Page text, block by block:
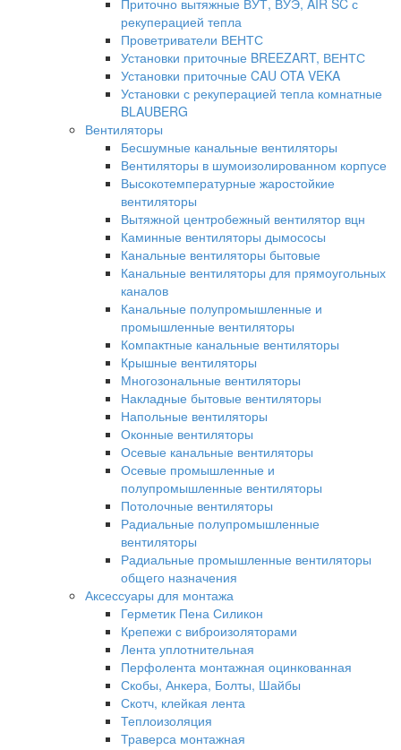
Приточно вытяжные ВУТ, ВУЭ, AIR SC с
рекуперацией тепла
Проветриватели ВЕНТС
Установки приточные BREEZART, ВЕНТС
Установки приточные CAU OTA VEKA
Установки с рекуперацией тепла комнатные
BLAUBERG
Вентиляторы
Бесшумные канальные вентиляторы
Вентиляторы в шумоизолированном корпусе
Высокотемпературные жаростойкие
вентиляторы
Вытяжной центробежный вентилятор вцн
Каминные вентиляторы дымососы
Канальные вентиляторы бытовые
Канальные вентиляторы для прямоугольных
каналов
Канальные полупромышленные и
промышленные вентиляторы
Компактные канальные вентиляторы
Крышные вентиляторы
Многозональные вентиляторы
Накладные бытовые вентиляторы
Напольные вентиляторы
Оконные вентиляторы
Осевые канальные вентиляторы
Осевые промышленные и
полупромышленные вентиляторы
Потолочные вентиляторы
Радиальные полупромышленные
вентиляторы
Радиальные промышленные вентиляторы
общего назначения
Аксессуары для монтажа
Герметик Пена Силикон
Крепежи с виброизоляторами
Лента уплотнительная
Перфолента монтажная оцинкованная
Скобы, Анкера, Болты, Шайбы
Скотч, клейкая лента
Теплоизоляция
Траверса монтажная